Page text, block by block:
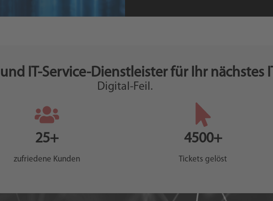
Consulting
ERFAHREN
Operations
(IT-Betrieb)
MEHR
ERFAHREN
IT-Service-Dienstleister für Ihr nächstes
Digital-Feil.
25+
zufriedene Kunden
4500+
Tickets gelöst